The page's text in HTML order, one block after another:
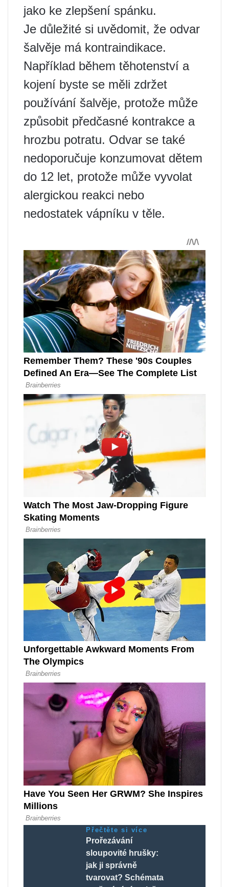
jako ke zlepšení spánku.
Je důležité si uvědomit, že odvar
šalvěje má kontraindikace.
Například během těhotenství a
kojení byste se měli zdržet
používání šalvěje, protože může
způsobit předčasné kontrakce a
hrozbu potratu. Odvar se také
nedoporučuje konzumovat dětem
do 12 let, protože může vyvolat
alergickou reakci nebo
nedostatek vápníku v těle.
Přečtěte si více
Prořezávání
sloupovité hrušky:
jak ji správně
tvarovat? Schémata